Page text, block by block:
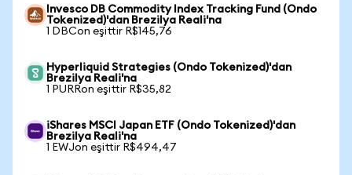
Invesco DB Commodity Index Tracking Fund (Ondo
Tokenized)'dan Brezilya Reali'na
1 DBCon eşittir R$145,76
Hyperliquid Strategies (Ondo Tokenized)'dan
Brezilya Reali'na
1 PURRon eşittir R$35,82
iShares MSCI Japan ETF (Ondo Tokenized)'dan
Brezilya Reali'na
1 EWJon eşittir R$494,47